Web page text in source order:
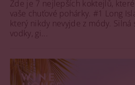
Zde je 7 nejlepších koktejlů,
vaše chuťové pohárky. #1 Long
který nikdy nevyjde z módy.
vodky, gi...